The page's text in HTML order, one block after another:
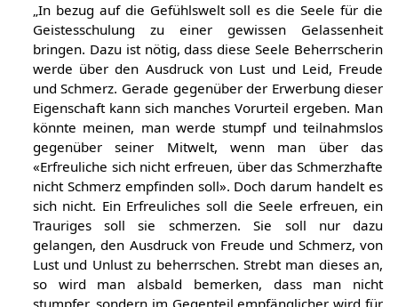
„In bezug auf die Gefühlswelt soll es die Seele für die
Geistesschulung zu einer gewissen Gelassenheit
bringen. Dazu ist nötig, dass diese Seele Beherrscherin
werde über den Ausdruck von Lust und Leid, Freude
und Schmerz. Gerade gegenüber der Erwerbung dieser
Eigenschaft kann sich manches Vorurteil ergeben. Man
könnte meinen, man werde stumpf und teilnahmslos
gegenüber seiner Mitwelt, wenn man über das
«Erfreuliche sich nicht erfreuen, über das Schmerzhafte
nicht Schmerz empfinden soll». Doch darum handelt es
sich nicht. Ein Erfreuliches soll die Seele erfreuen, ein
Trauriges soll sie schmerzen. Sie soll nur dazu
gelangen, den Ausdruck von Freude und Schmerz, von
Lust und Unlust zu beherrschen. Strebt man dieses an,
so wird man alsbald bemerken, dass man nicht